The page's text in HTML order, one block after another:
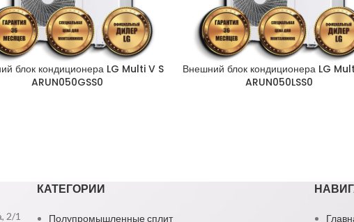
блок кондиционера LG Multi V S
ARUN050GSS0
Внешний блок кондиционера LG
ARUN050LSS0
2/1
КАТЕГОРИИ
Полупромышленные сплит